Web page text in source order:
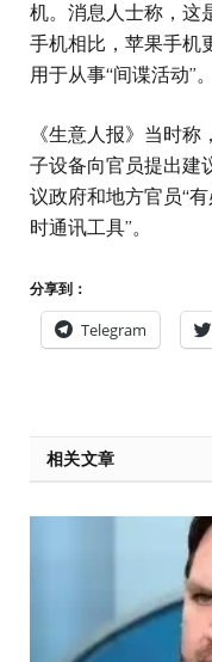
机。消息人士称，这
手机相比，苹果手机
用于从事“间谍活动”。
《生意人报》当时
子设备向官员提出建
议政府和地方官员“
时通讯工具”。
分享到：
Telegram
相关文章